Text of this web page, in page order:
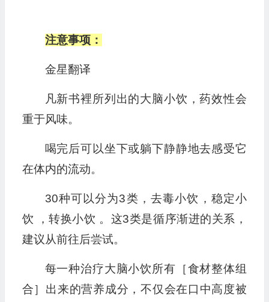
注意事项：
金星翻译
凡新书裡所列出的大脑小饮，药效性会
重于风味。
喝完后可以坐下或躺下静静地去感受它
在体内的流动。
30种可以分为3类，去毒小饮，稳定小
饮 ，转换小饮 。这3类是循序渐进的关系，
建议从前往后尝试。
每一种治疗大脑小饮所有［食材整体组
合］出来的营养成分，不仅会在口中高度被